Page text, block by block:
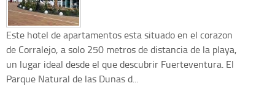
Este hotel de apartamentos esta situado en el corazon
de Corralejo, a solo 250 metros de distancia de la playa,
un lugar ideal desde el que descubrir Fuerteventura. El
Parque Natural de las Dunas d...